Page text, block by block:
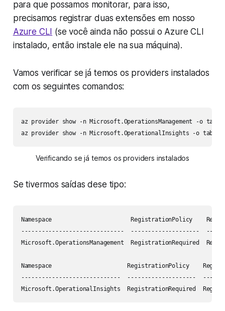
para que possamos monitorar, para isso,
precisamos registrar duas extensões em nosso
Azure CLI (se você ainda não possui o Azure CLI
instalado, então instale ele na sua máquina).
Vamos verificar se já temos os providers instalados
com os seguintes comandos:
az provider show -n Microsoft.OperationsManagement -o
az provider show -n Microsoft.OperationalInsights -o table
Verificando se já temos os providers instalados
Se tivermos saídas dese tipo:
Namespace                       RegistrationPolicy
------------------------------  --------------------
Microsoft.OperationsManagement  RegistrationRequired
Namespace                      RegistrationPolicy
-----------------------------  --------------------
Microsoft.OperationalInsights  RegistrationRequired